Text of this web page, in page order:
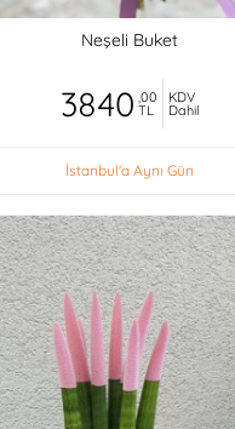
Neşeli Buket
3840 ,00
TL
KDV
Dahil
İstanbul'a Aynı Gün